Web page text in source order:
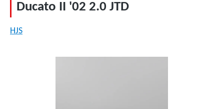
Ducato II '02 2.0 JTD
HJS